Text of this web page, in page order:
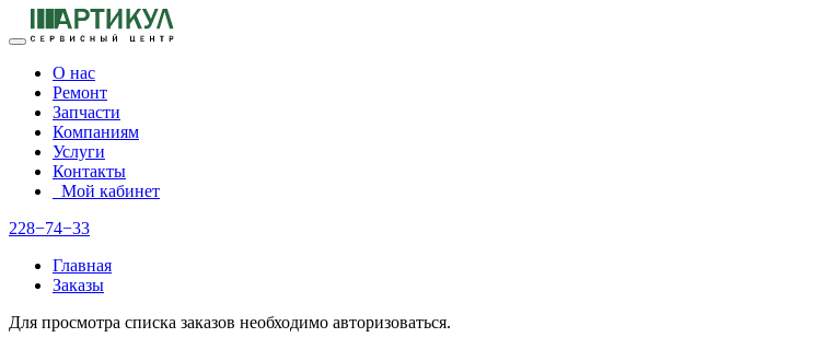
О нас
Ремонт
Запчасти
Компаниям
Услуги
Контакты
Мой кабинет
228−74−33
Главная
Заказы
Для просмотра списка заказов необходимо авторизоваться.